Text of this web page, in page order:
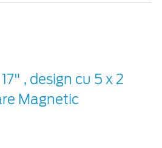
, design cu 5 x 2
Magnetic